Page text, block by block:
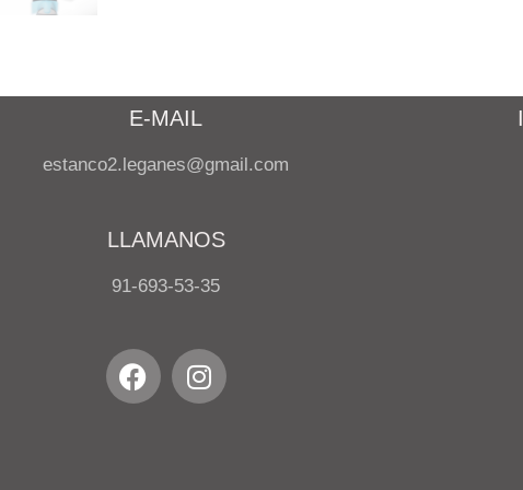
E-MAIL
estanco2.leganes@gmail.com
LLAMANOS
91-693-53-35